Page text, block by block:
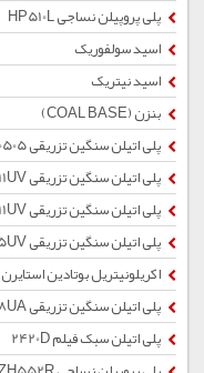
پلی پروپیلن نساجی HP510L
اسید سولفوریک
اسید نیتریک
بنزن (COAL BASE)
پلی اتیلن سنگین تزریقی 60505
پلی اتیلن سنگین تزریقی 52511UV
پلی اتیلن سنگین تزریقی 60511UV
پلی اتیلن سنگین تزریقی 52505UV
اکریلونیتریل بوتادین استایرن 0150
پلی اتیلن سنگین تزریقی 5218UA
پلی اتیلن سبک فیلم 2420D